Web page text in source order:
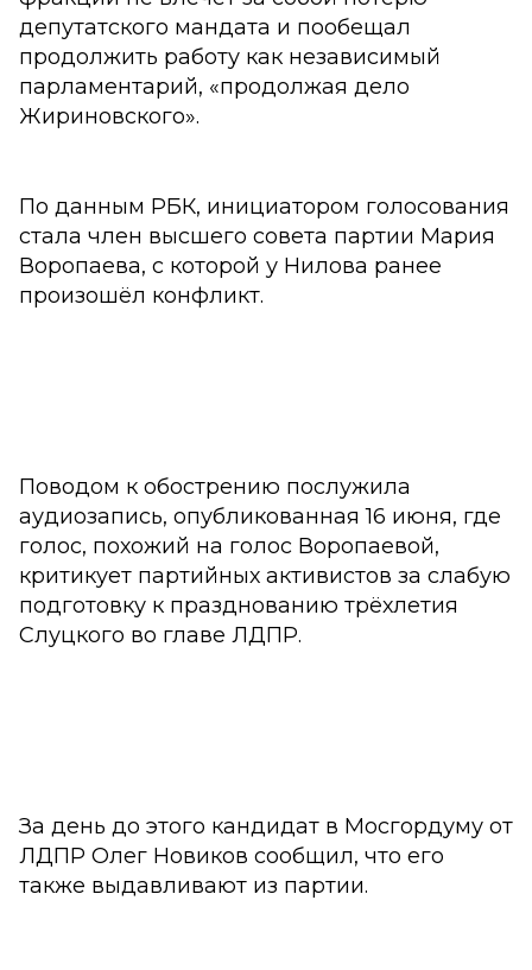
депутатского мандата и пообещал
продолжить работу как независимый
парламентарий, «продолжая дело
Жириновского».
По данным РБК, инициатором голосования
стала член высшего совета партии Мария
Воропаева, с которой у Нилова ранее
произошёл конфликт.
Поводом к обострению послужила
аудиозапись, опубликованная 16 июня, где
голос, похожий на голос Воропаевой,
критикует партийных активистов за слабую
подготовку к празднованию трёхлетия
Слуцкого во главе ЛДПР.
За день до этого кандидат в Мосгордуму от
ЛДПР Олег Новиков сообщил, что его
также выдавливают из партии.